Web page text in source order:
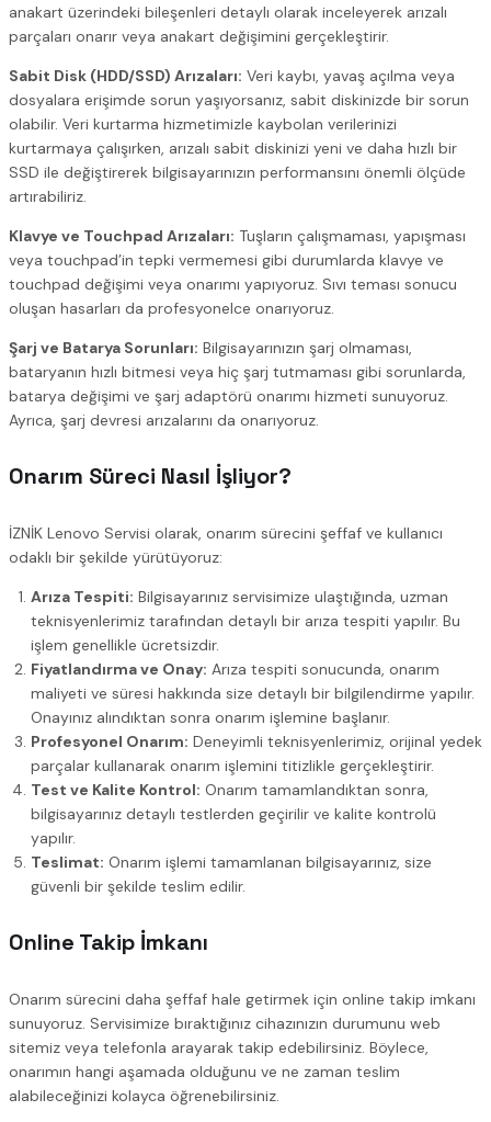
anakart üzerindeki bileşenleri detaylı olarak inceleyerek arızalı
parçaları onarır veya anakart değişimini gerçekleştirir.
Sabit Disk (HDD/SSD) Arızaları: Veri kaybı, yavaş açılma veya
dosyalara erişimde sorun yaşıyorsanız, sabit diskinizde bir sorun
olabilir. Veri kurtarma hizmetimizle kaybolan verilerinizi
kurtarmaya çalışırken, arızalı sabit diskinizi yeni ve daha hızlı bir
SSD ile değiştirerek bilgisayarınızın performansını önemli ölçüde
artırabiliriz.
Klavye ve Touchpad Arızaları: Tuşların çalışmaması, yapışması
veya touchpad’in tepki vermemesi gibi durumlarda klavye ve
touchpad değişimi veya onarımı yapıyoruz. Sıvı teması sonucu
oluşan hasarları da profesyonelce onarıyoruz.
Şarj ve Batarya Sorunları: Bilgisayarınızın şarj olmaması,
bataryanın hızlı bitmesi veya hiç şarj tutmaması gibi sorunlarda,
batarya değişimi ve şarj adaptörü onarımı hizmeti sunuyoruz.
Ayrıca, şarj devresi arızalarını da onarıyoruz.
Onarım Süreci Nasıl İşliyor?
İZNİK Lenovo Servisi olarak, onarım sürecini şeffaf ve kullanıcı
odaklı bir şekilde yürütüyoruz:
Arıza Tespiti: Bilgisayarınız servisimize ulaştığında, uzman
teknisyenlerimiz tarafından detaylı bir arıza tespiti yapılır. Bu
işlem genellikle ücretsizdir.
Fiyatlandırma ve Onay: Arıza tespiti sonucunda, onarım
maliyeti ve süresi hakkında size detaylı bir bilgilendirme yapılır.
Onayınız alındıktan sonra onarım işlemine başlanır.
Profesyonel Onarım: Deneyimli teknisyenlerimiz, orijinal yedek
parçalar kullanarak onarım işlemini titizlikle gerçekleştirir.
Test ve Kalite Kontrol: Onarım tamamlandıktan sonra,
bilgisayarınız detaylı testlerden geçirilir ve kalite kontrolü
yapılır.
Teslimat: Onarım işlemi tamamlanan bilgisayarınız, size
güvenli bir şekilde teslim edilir.
Online Takip İmkanı
Onarım sürecini daha şeffaf hale getirmek için online takip imkanı
sunuyoruz. Servisimize bıraktığınız cihazınızın durumunu web
sitemiz veya telefonla arayarak takip edebilirsiniz. Böylece,
onarımın hangi aşamada olduğunu ve ne zaman teslim
alabileceğinizi kolayca öğrenebilirsiniz.